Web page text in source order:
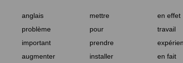
anglais mettre en effet
problème pour travail
important prendre
augmenter installer en fait